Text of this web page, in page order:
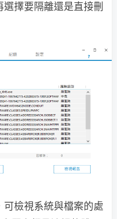
擇要隔離還是直接刪
檢視系統與檔案的處